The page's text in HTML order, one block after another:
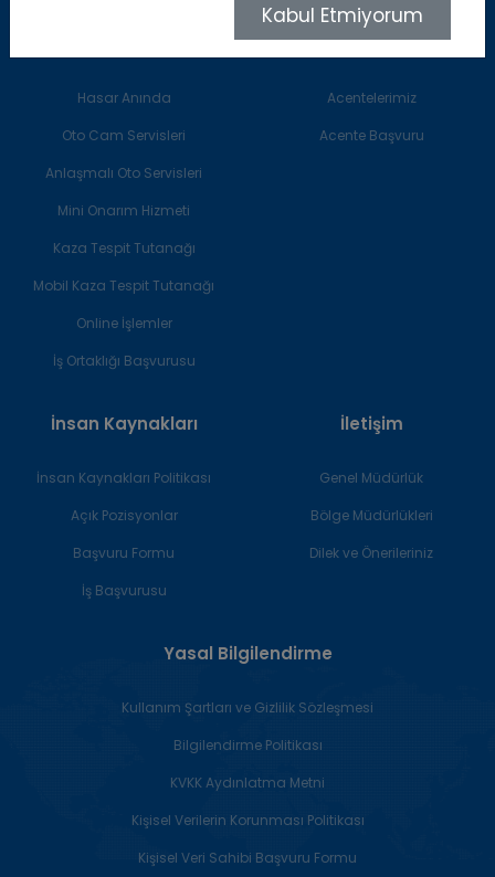
İşlenen kişisel verilere ilişkin olarak Orient
Veri güvenliğinin sağlanması için alınan idari
ve teknik önlemlerin neler olduğu.
2.Tanımlar
Açık rıza
Belirli bir konuya ilişkin,
bilgilendirilmeye dayanan ve
hale
eşleştirilerek dahi hiçbir surette
kimliği belirlenebilir bir gerçek
kişiyle ilişkilendirilemeyecek hale
kısmen otomatik olan ya da
herhangi bir veri kayıt sisteminin
parçası olmak kaydıyla otomatik
kaydedilmesi, depolanması,
muhafaza edilmesi, değiştirilmesi,
Kabul Etmiyorum
Hasar Anında
Oto Cam Servisleri
Anlaşmalı Oto Servisleri
Mini Onarım Hizmeti
Kaza Tespit Tutanağı
Mobil Kaza Tespit Tutanağı
Online İşlemler
İş Ortaklığı Başvurusu
Acenteler
Acentelerimiz
Acente Başvuru
İnsan Kaynakları
İnsan Kaynakları Politikası
Açık Pozisyonlar
Başvuru Formu
İş Başvurusu
İletişim
Genel Müdürlük
Bölge Müdürlükleri
Dilek ve Önerileriniz
Yasal Bilgilendirme
Kullanım Şartları ve Gizlilik Sözleşmesi
Bilgilendirme Politikası
KVKK Aydınlatma Metni
Kişisel Verilerin Korunması Politikası
Kişisel Veri Sahibi Başvuru Formu